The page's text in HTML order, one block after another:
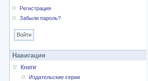
Регистрация
Забыли пароль?
Навигация
Книги
Издательские серии